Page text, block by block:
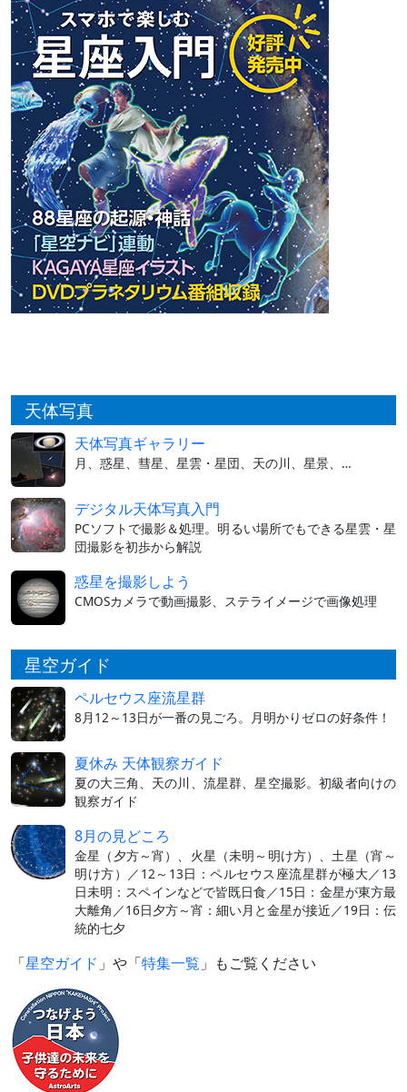
天体写真
天体写真ギャラリー
月、惑星、彗星、星雲・星団、天の川、星景、…
デジタル天体写真入門
PCソフトで撮影＆処理。明るい場所でもできる星雲・星
団撮影を初歩から解説
惑星を撮影しよう
CMOSカメラで動画撮影、ステライメージで画像処理
星空ガイド
ペルセウス座流星群
8月12～13日が一番の見ごろ。月明かりゼロの好条件！
夏休み 天体観察ガイド
夏の大三角、天の川、流星群、星空撮影。初級者向けの
観察ガイド
8月の見どころ
金星（夕方～宵）、火星（未明～明け方）、土星（宵～
明け方）／12～13日：ペルセウス座流星群が極大／13
日未明：スペインなどで皆既日食／15日：金星が東方最
大離角／16日夕方～宵：細い月と金星が接近／19日：伝
統的七夕
「星空ガイド 」や「特集一覧 」もご覧ください